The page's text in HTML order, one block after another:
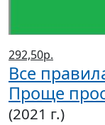
292,50р.
Все
Проще
(2021 г.)